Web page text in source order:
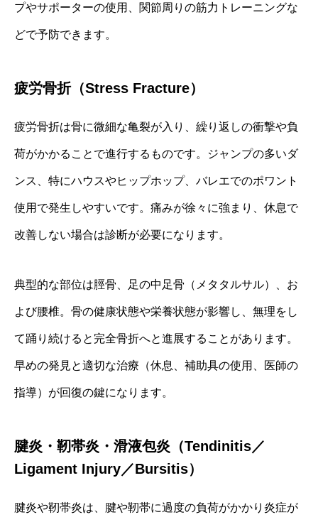
プやサポーターの使用、関節周りの筋力トレーニングな
どで予防できます。
疲労骨折（Stress Fracture）
疲労骨折は骨に微細な亀裂が入り、繰り返しの衝撃や負
荷がかかることで進行するものです。ジャンプの多いダ
ンス、特にハウスやヒップホップ、バレエでのポワント
使用で発生しやすいです。痛みが徐々に強まり、休息で
改善しない場合は診断が必要になります。
典型的な部位は脛骨、足の中足骨（メタタルサル）、お
よび腰椎。骨の健康状態や栄養状態が影響し、無理をし
て踊り続けると完全骨折へと進展することがあります。
早めの発見と適切な治療（休息、補助具の使用、医師の
指導）が回復の鍵になります。
腱炎・靭帯炎・滑液包炎（Tendinitis／
Ligament Injury／Bursitis）
腱炎や靭帯炎は、腱や靭帯に過度の負荷がかかり炎症が